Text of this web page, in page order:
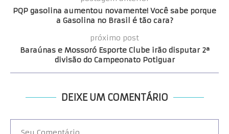
PQP gasolina aumentou novamente! Você sabe porque
a Gasolina no Brasil é tão cara?
próximo post
Baraúnas e Mossoró Esporte Clube irão disputar 2ª
divisão do Campeonato Potiguar
DEIXE UM COMENTÁRIO